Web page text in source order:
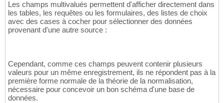
Les champs multivalués permettent d'afficher directement dans
les tables, les requêtes ou les formulaires, des listes de choix
avec des cases à cocher pour sélectionner des données
provenant d'une autre source :
Cependant, comme ces champs peuvent contenir plusieurs
valeurs pour un même enregistrement, ils ne répondent pas à la
première forme normale de la théorie de la normalisation,
nécessaire pour concevoir un bon schéma d'une base de
données.